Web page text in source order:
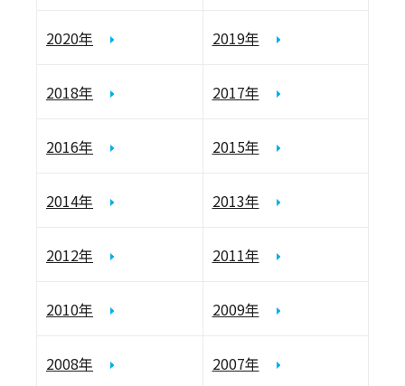
2020年 2019年
2018年 2017年
2016年 2015年
2014年 2013年
2012年 2011年
2010年 2009年
2008年 2007年